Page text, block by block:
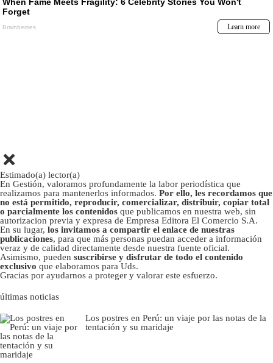
Estimado(a) lector(a)
En Gestión, valoramos profundamente la labor periodística que
realizamos para mantenerlos informados. Por ello, les recordamos que
no está permitido, reproducir, comercializar, distribuir, copiar total
o parcialmente los contenidos que publicamos en nuestra web, sin
autorizacion previa y expresa de Empresa Editora El Comercio S.A.
En su lugar, los invitamos a compartir el enlace de nuestras
publicaciones, para que más personas puedan acceder a información
veraz y de calidad directamente desde nuestra fuente oficial.
Asimismo, pueden suscribirse y disfrutar de todo el contenido
exclusivo que elaboramos para Uds.
Gracias por ayudarnos a proteger y valorar este esfuerzo.
últimas noticias
Los postres en Perú: un viaje por las notas de la
tentación y su maridaje